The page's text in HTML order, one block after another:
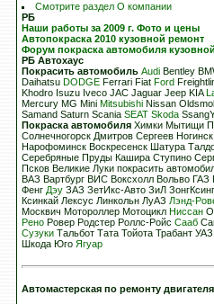
Смотрите раздел О компании
РБ
Наши работы за 2009 г. Фото и цены
Автопокраска 2010 кузовной ремонт
Форум покраска автомобиля
РБ Автохаус
Покрасить автомобиль Audi Bentley
Daihatsu DODGE Ferrari Fiat Ford
Khodro Isuzu Iveco JAC Jaguar Jeep KIA
Mercury MG Mini Mitsubishi Nissan
Samand Saturn Scania SEAT Skoda
Покраска автомобиля Химки Мытищи
Солнечногорск Дмитров Сергеев
Нарофоминск Воскресенск Шатура
Серебряные Пруды Кашира Ступино
Псков Великие Луки покрасить
ВАЗ Вартбург ВИС Воксхолл Вольво ГАЗ
Фенг Дэу ЗАЗ ЗетИкс-Авто ЗиЛ
Ксинкай Лексус Линкольн ЛуАЗ Лэнд-
Москвич Мотороллер Мотоцикл Ниссан
Рено Ровер Родстер Роллс-Ройс Сааб
Сузуки Тальбот Тата Тойота Трабант
Шкода Юго Ягуар
Автомастерская по ремонту